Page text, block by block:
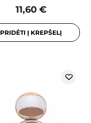
11,60 €
PRIDĖTI Į KREPŠELĮ